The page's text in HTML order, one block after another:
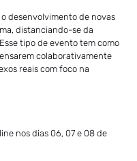
desenvolvimento de novas
distanciando-se da
tipo de evento tem como
colaborativamente
reais com foco na
nos dias 06, 07 e 08 de